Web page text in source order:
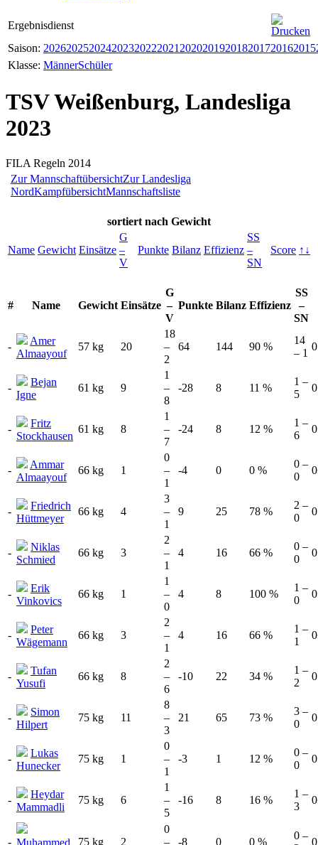
Ergebnisdienst
Saison: 202620252024202320222021 202020192018201720162015
Klasse: MännerSchüler
TSV Weißenburg, Landesliga
2023
FILA Regeln 2014
Zur MannschaftübersichtZur Landesliga
NordKampfübersichtMannschaftsliste
sortiert nach Gewicht
Name Gewicht Einsätze
G
–
V
Punkte Bilanz Effizienz
SS
–
SN
Score ↑↓
# Name Gewicht Einsätze
G
–
V
Punkte Bilanz Effizienz
SS
–
SN
-
Amer
Almaayouf
57 kg 20
18
–
2
64 144 90 %
14
– 1
-
Bejan
Igne
61 kg 9
1
–
8
-28 8 11 %
1 –
5
-
Fritz
Stockhausen
61 kg 8
1
–
7
-24 8 12 %
1 –
6
-
Ammar
Almaayouf
66 kg 1
0
–
1
-4 0 0 %
0 –
0
-
Friedrich
Hüttmeyer
66 kg 4
3
–
1
9 25 78 %
2 –
0
-
Niklas
Schmied
66 kg 3
2
–
1
4 16 66 %
0 –
0
-
Erik
Vinkovics
66 kg 1
1
–
0
4 8 100 %
1 –
0
-
Peter
Wägemann
66 kg 3
2
–
1
4 16 66 %
1 –
1
-
Tufan
Yusufi
66 kg 8
2
–
6
-10 22 34 %
1 –
2
-
Simon
Hilpert
75 kg 11
8
–
3
21 65 73 %
3 –
0
-
Lukas
Hunecker
75 kg 1
0
–
1
-3 1 12 %
0 –
0
-
Heydar
Mammadli
75 kg 6
1
–
5
-16 8 16 %
1 –
3
- Muhammed 75 kg 2
0
–
-8 0 0 %
0 –